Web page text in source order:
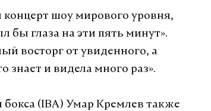
шоу мирового уровня,
бы глаза на эти пять минут».
восторг от увиденного, а
знает и видела много раз».
(IBA) Умар Кремлев также